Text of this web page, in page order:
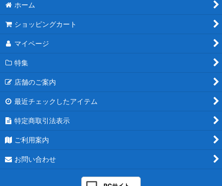
ホーム
ショッピングカート
マイページ
特集
店舗のご案内
最近チェックしたアイテム
特定商取引法表示
ご利用案内
お問い合わせ